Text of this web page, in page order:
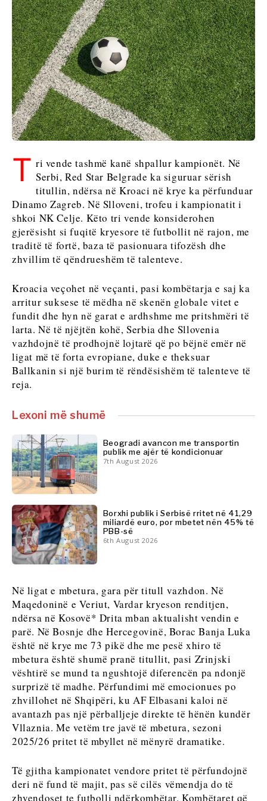
Maqedonia
e Veriut
Serbia
Sllovenia
Business &
Economy
Historitë e
Biznesit
Emërime
Bujqësi
Industria
Ndërtim
Energjia
Mjedis
Financa
Shkencë
Minierat
Shitje me pakicë
Qëndrueshmëri
Teknologji
Telekom
Turizëm
Transport
Insights
Intervistë
Opinion
Bota
Analizë
Discover
Lajme
Ngjarjet
Kulturë
Sporti
Rreth nesh Na kontaktoni Reklamo Abonohu
Serbia
Sllovenia
Business &
Economy
Historitë
e
Emërime
Bujqësi
Industria
Ndërtim
Energjia
Mjedis
Financa
FMCG
Minierat
Shitje
me
pakicë
Qëndrueshmëri
Teknologji
Telekom
Turizëm
Tregti
Insights
Intervistë
Opinion
Bota
Analizë
Discover
Lajme
Ngjarjet
Kulturë
Sporti
Western
Balkans
2030
Rreth nesh Na kontaktoni Reklamo Abonohu
T ri vende tashmë kanë shpallur kampionët. Në
Serbi, Red Star Belgrade ka siguruar sërish
titullin, ndërsa në Kroaci në krye ka përfunduar
Dinamo Zagreb. Në Slloveni, trofeu i kampionatit i
shkoi NK Celje. Këto tri vende konsiderohen
gjerësisht si fuqitë kryesore të futbollit në rajon, me
traditë të fortë, baza të pasionuara tifozësh dhe
zhvillim të qëndrueshëm të talenteve.
Kroacia veçohet në veçanti, pasi kombëtarja e saj ka
arritur suksese të mëdha në skenën globale vitet e
fundit dhe hyn në garat e ardhshme me pritshmëri të
larta. Në të njëjtën kohë, Serbia dhe Sllovenia
vazhdojnë të prodhojnë lojtarë që po bëjnë emër në
ligat më të forta evropiane, duke e theksuar
Ballkanin si një burim të rëndësishëm të talenteve të
reja.
Lexoni më shumë
Beogradi avancon me transportin
publik me ajër të kondicionuar
7th August 2026
Borxhi publik i Serbisë rritet në 41,29
miliardë euro, por mbetet nën 45% të
PBB-së
6th August 2026
Në ligat e mbetura, gara për titull vazhdon. Në
Maqedoninë e Veriut, Vardar kryeson renditjen,
ndërsa në Kosovë* Drita mban aktualisht vendin e
parë. Në Bosnje dhe Hercegovinë, Borac Banja Luka
është në krye me 73 pikë dhe me pesë xhiro të
mbetura është shumë pranë titullit, pasi Zrinjski
vështirë se mund ta ngushtojë diferencën pa ndonjë
surprizë të madhe. Përfundimi më emocionues po
zhvillohet në Shqipëri, ku AF Elbasani kaloi në
avantazh pas një përballjeje direkte të hënën kundër
Vllaznia. Me vetëm tre javë të mbetura, sezoni
2025/26 pritet të mbyllet në mënyrë dramatike.
Të gjitha kampionatet vendore pritet të përfundojnë
deri në fund të majit, pas së cilës vëmendja do të
zhvendoset te futbolli ndërkombëtar. Kombëtaret që